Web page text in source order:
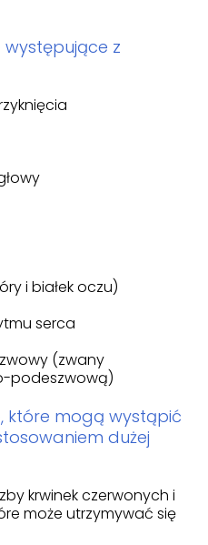
występujące z
i białek oczu)
serca
(zwany
podeszwową)
które mogą wystąpić
dużej
krwinek czerwonych i
może utrzymywać się